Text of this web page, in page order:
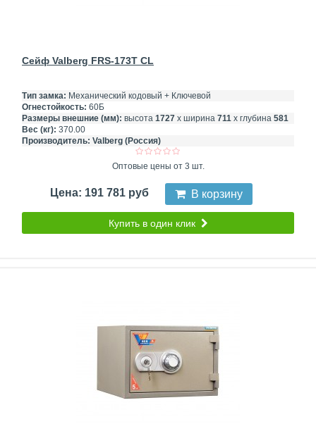
Сейф Valberg FRS-173T CL
Тип замка: Механический кодовый + Ключевой
Огнестойкость: 60Б
Размеры внешние (мм): высота 1727 х ширина 711 х глубина 581
Вес (кг): 370.00
Производитель: Valberg (Россия)
Оптовые цены от 3 шт.
Цена: 191 781 руб В корзину
Купить в один клик